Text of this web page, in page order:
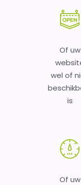
Of uw
wel of
is
Of uw